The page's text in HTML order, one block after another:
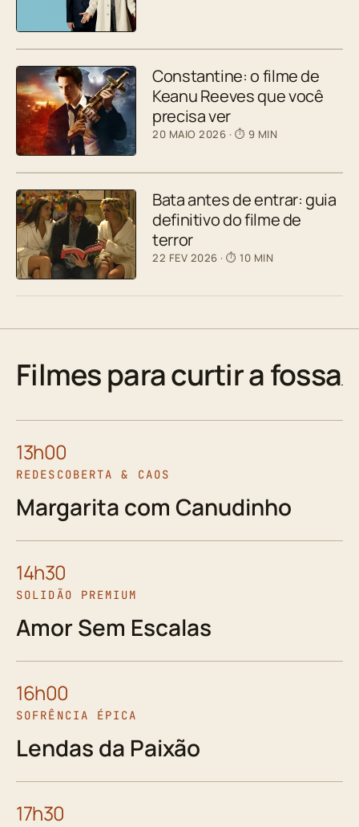
Constantine: o filme de
Keanu Reeves que você
precisa ver
20 MAIO 2026 · ⏱ 9 MIN
Bata antes de entrar: guia
definitivo do filme de
terror
22 FEV 2026 · ⏱ 10 MIN
Filmes para curtir a fossa
13h00
REDESCOBERTA & CAOS
Margarita com Canudinho
14h30
SOLIDÃO PREMIUM
Amor Sem Escalas
16h00
SOFRÊNCIA ÉPICA
Lendas da Paixão
17h30